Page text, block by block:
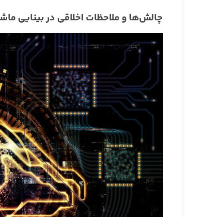
چالش‌ها و ملاحظات اخلاقی در بینایی